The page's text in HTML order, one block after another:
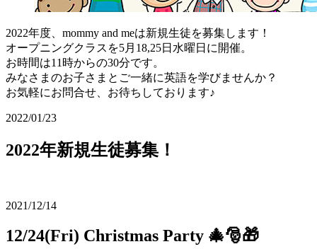
2022年度、mommy and meは新規生徒を募集します！
オープニングクラスを5月18,25日水曜日に開催。
お時間は11時からの30分です。
みなさまのお子さまとご一緒に英語を学びませんか？
お気軽にお問合せ、お待ちしております♪
2022/01/23
2022年新規生徒募集！
2021/12/14
12/24(Fri) Christmas Party 🎄🎅🎁